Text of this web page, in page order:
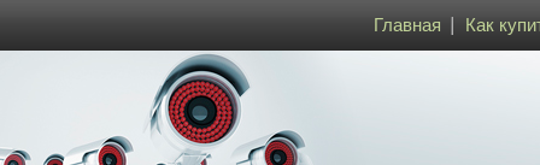
Главная Как